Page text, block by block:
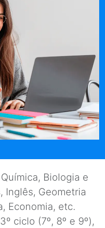
Biologia e
Inglês, Geometria
Economia, etc.
ciclo (7º, 8º e 9º),